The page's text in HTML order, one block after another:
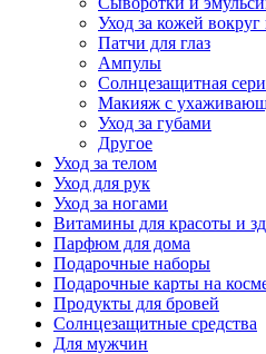
Уход за кожей вокруг
Патчи для глаз
Ампулы
Солнцезащитная
Макияж с
Уход за губами
Другое
Уход за телом
Уход для рук
Уход за ногами
Витамины для красоты и
Парфюм для дома
Подарочные наборы
Подарочные карты на
Продукты для бровей
Солнцезащитные средства
Для мужчин